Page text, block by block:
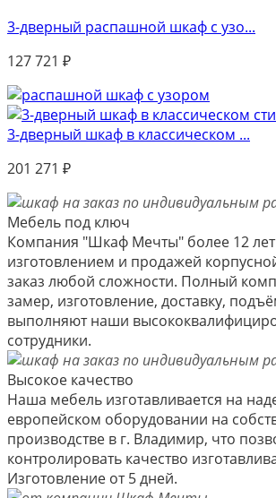
3-дверный распашной шкаф с узо...
127 721 ₽
3-дверный шкаф в классическом ...
201 271 ₽
Мебель под ключ
Компания "Шкаф Мечты" более 12 лет
изготовлением и продажей
заказ любой сложности. Полный
замер, изготовление, доставку,
выполняют наши
сотрудники.
Высокое качество
Наша мебель изготавливается на
европейском оборудовании на
производстве в г. Владимир, что
контролировать качество
Изготовление от 5 дней.